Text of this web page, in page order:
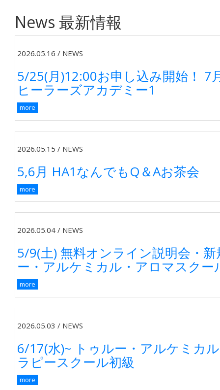
News 最新情報
2026.05.16 / NEWS
5/25(月)12:00お申し込み開始！ 7
ヒーラーズアカデミー1
more
2026.05.15 / NEWS
5,6月 HA1なんでもQ＆Aお茶会
more
2026.05.04 / NEWS
5/9(土) 無料オンライン説明会・
ー・アルケミカル・アロマスクー
more
2026.05.03 / NEWS
6/17(水)~ トゥルー・アルケミカ
ラピースクール初級
more